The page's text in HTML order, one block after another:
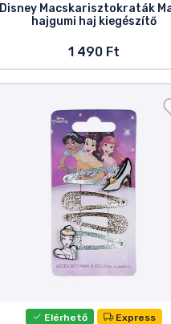
Disney Macskarisztokraták
hajgumi haj kiegészítő
1 490 Ft
Elérhető Express